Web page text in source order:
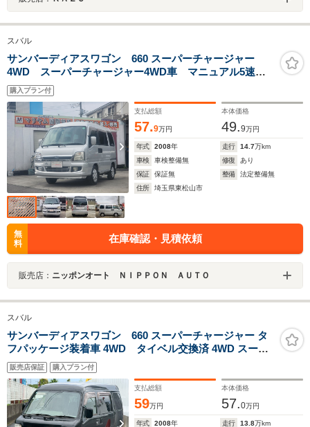
スバル
サンバーディアスワゴン 660 スーパーチャージャー
4WD スーパーチャージャー4WD車 マニュアル5速
車 修復歴 無し ETC アルミホイール
購入プラン付
支払総額
57.9万円
本体価格
49.9万円
年式 2008年 走行 14.7万km
車検
車検整備無 修復
あり
保証
保証無 整備
法定整備無
住所
埼玉県東松山市
無
料
在庫確認・見積依頼
販売店： ニッポンオート ＮＩＰＰＯＮ ＡＵＴＯ
スバル
サンバーディアスワゴン 660 スーパーチャージャー タ
フパッケージ装着車 4WD タイベル交換済 4WD スーチ
ャー ETC キーレス 2025年製造タイヤ 修復歴無し オーバ
ーヘッドコンソール オートマ パワーウィンドウ エアコン
パワステ リアヒーター 純正アルミホイール
販売店保証 購入プラン付
支払総額
59万円
本体価格
57.0万円
年式 2008年 走行 13.8万km